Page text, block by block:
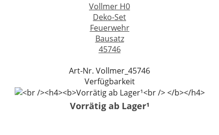
Vollmer H0
Deko-Set
Feuerwehr
Bausatz
45746
Art-Nr. Vollmer_45746
Verfügbarkeit
Vorrätig ab Lager¹